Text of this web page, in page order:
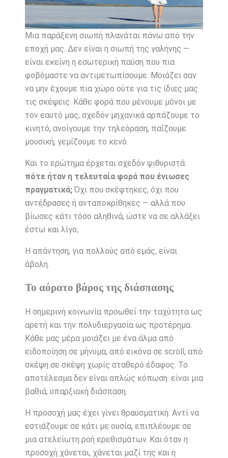
Μια παράξενη σιωπή πλανάται πάνω από την
εποχή μας. Δεν είναι η σιωπή της γαλήνης —
είναι εκείνη η εσωτερική παύση που πια
φοβόμαστε να αντιμετωπίσουμε. Μοιάζει σαν
να μην έχουμε πια χώρο ούτε για τις ίδιες μας
τις σκέψεις. Κάθε φορά που μένουμε μόνοι με
τον εαυτό μας, σχεδόν μηχανικά αρπάζουμε το
κινητό, ανοίγουμε την τηλεόραση, παίζουμε
μουσική, γεμίζουμε το κενό.
Και το ερώτημα έρχεται σχεδόν ψιθυριστά:
πότε ήταν η τελευταία φορά που ένιωσες
πραγματικά;Όχι που σκέφτηκες, όχι που
αντέδρασες ή ανταποκρίθηκες — αλλά που
βίωσες κάτι τόσο αληθινά, ώστε να σε αλλάξει
έστω και λίγο;
Η απάντηση, για πολλούς από εμάς, είναι
άβολη.
Το αόρατο βάρος της διάσπασης
Η σημερινή κοινωνία προωθεί την ταχύτητα ως
αρετή και την πολυδιεργασία ως προτέρημα.
Κάθε μας μέρα μοιάζει με ένα άλμα από
ειδοποίηση σε μήνυμα, από εικόνα σε scroll, από
σκέψη σε σκέψη χωρίς σταθερό έδαφος. Το
αποτέλεσμα δεν είναι απλώς κόπωση· είναι μια
βαθιά, υπαρξιακή διάσπαση.
Η προσοχή μας έχει γίνει θραυσματική. Αντί να
εστιάζουμε σε κάτι με ουσία, επιπλέουμε σε
μια ατελείωτη ροή ερεθισμάτων. Και όταν η
προσοχή χάνεται, χάνεται μαζί της και η